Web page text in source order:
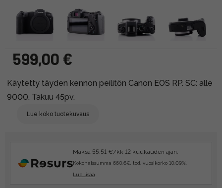
599,00 €
Käytetty täyden kennon peilitön Canon EOS RP. SC: alle
9000. Takuu 45pv.
Lue koko tuotekuvaus
Maksa 55.51 €/kk 12 kuukauden ajan.
Kokonaissumma 660.6€, tod. vuosikorko 10.09%.
Lue lisää